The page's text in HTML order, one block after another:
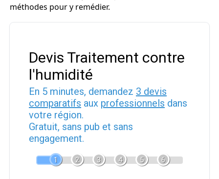
méthodes pour y remédier.
Devis Traitement contre
l'humidité
En 5 minutes, demandez 3 devis
comparatifs aux professionnels dans
votre région.
Gratuit, sans pub et sans
engagement.
1 2 3 4 5 6